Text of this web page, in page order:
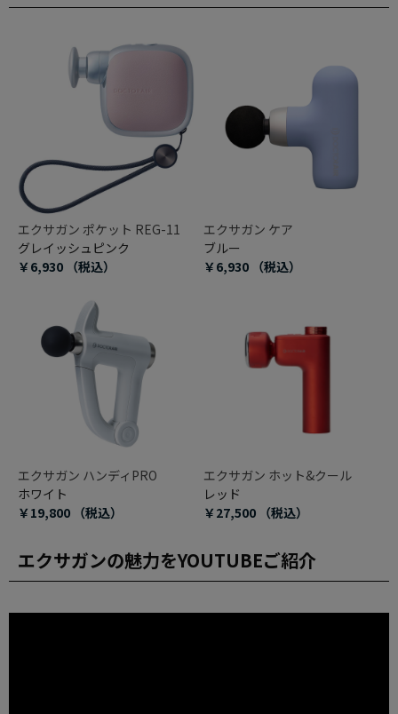
エクサガン ポケット REG-11
グレイッシュピンク
￥6,930 （税込）
エクサガン ケア
ブルー
￥6,930 （税込）
エクサガン ハンディPRO
ホワイト
￥19,800 （税込）
エクサガン ホット&クール
レッド
￥27,500 （税込）
エクサガンの魅力をYOUTUBEご紹介